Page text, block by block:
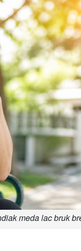
meda lac bruk